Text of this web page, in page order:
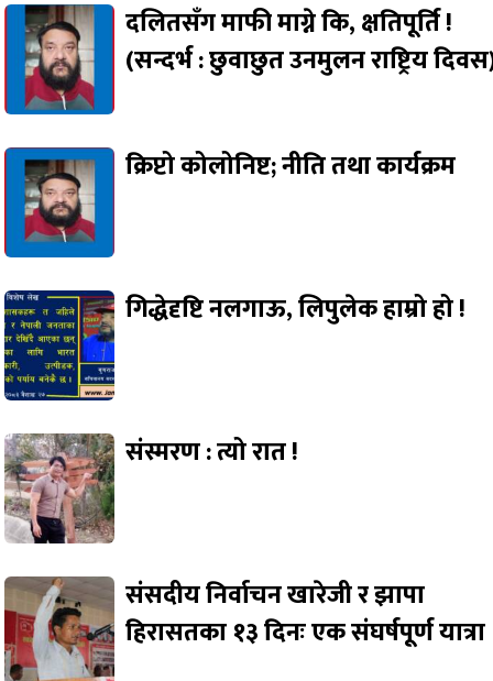
दलितसँग माफी माग्ने कि, क्षतिपूर्ति !
(सन्दर्भ : छुवाछुत उनमुलन राष्ट्रिय
क्रिप्टो कोलोनिष्ट; नीति तथा कार्यक्रम
गिद्धेदृष्टि नलगाऊ, लिपुलेक हाम्रो हो !
संस्मरण : त्यो रात !
संसदीय निर्वाचन खारेजी र झापा
हिरासतका १३ दिनः एक संघर्षपूर्ण यात्रा